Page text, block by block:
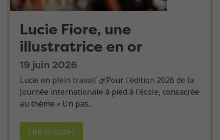
Lucie Fiore, une
illustratrice en or
19 juin 2026
Lucie en plein travail 🌿Pour l'édition 2026 de la
Journée internationale à pied à l'école, consacrée
au thème « Un pas...
Lire la suite !